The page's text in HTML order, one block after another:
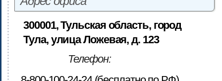
300001, Тульская область, город
Тула, улица Ложевая, д. 123
Телефон: